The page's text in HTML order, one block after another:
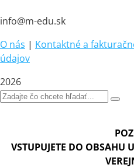
info@m-edu.sk
O nás | Kontaktné a
údajov
2026
VSTUPUJETE DO OBSAHU